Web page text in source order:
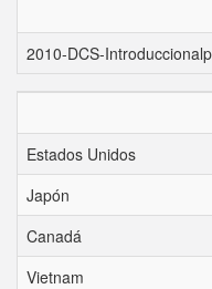
2010-DCS-
Estados Unidos
Japón
Canadá
Vietnam